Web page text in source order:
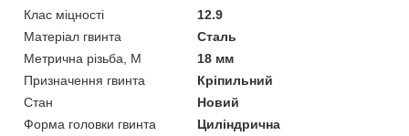
Клас міцності
12.9
Матеріал гвинта
Сталь
Метрична різьба, М
18 мм
Призначення гвинта
Кріпильний
Стан
Новий
Форма головки гвинта
Циліндрична